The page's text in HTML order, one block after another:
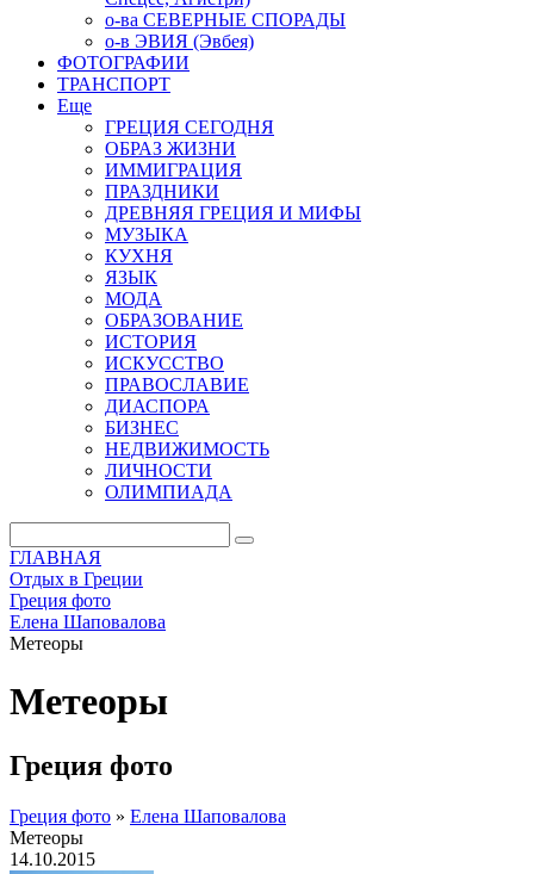
о-ва СЕВЕРНЫЕ СПОРАДЫ
о-в ЭВИЯ (Эвбея)
ФОТОГРАФИИ
ТРАНСПОРТ
Еще
ГРЕЦИЯ СЕГОДНЯ
ОБРАЗ ЖИЗНИ
ИММИГРАЦИЯ
ПРАЗДНИКИ
ДРЕВНЯЯ ГРЕЦИЯ И МИФЫ
МУЗЫКА
КУХНЯ
ЯЗЫК
МОДА
ОБРАЗОВАНИЕ
ИСТОРИЯ
ИСКУССТВО
ПРАВОСЛАВИЕ
ДИАСПОРА
БИЗНЕС
НЕДВИЖИМОСТЬ
ЛИЧНОСТИ
ОЛИМПИАДА
ГЛАВНАЯ
Отдых в Греции
Греция фото
Елена Шаповалова
Метеоры
Метеоры
Греция фото
Греция фото » Елена Шаповалова
Метеоры
14.10.2015